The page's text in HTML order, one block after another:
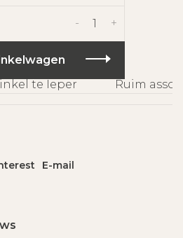
+
-
te Ieper
Ruim
E-mail